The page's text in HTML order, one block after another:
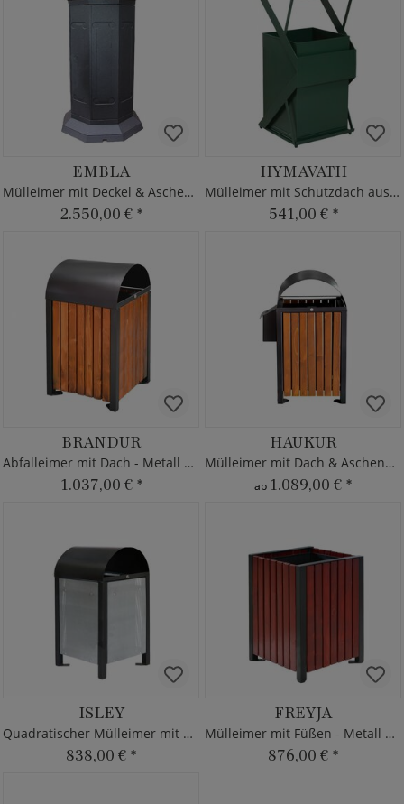
EMBLA
Mülleimer mit Deckel & Aschenbecher
2.550,00 € *
HYMAVATH
Mülleimer mit Schutzdach aus Metall
541,00 € *
BRANDUR
Abfalleimer mit Dach - Metall & Holz
1.037,00 € *
HAUKUR
Mülleimer mit Dach & Aschenbecher
ab 1.089,00 € *
ISLEY
Quadratischer Mülleimer mit Deckel
838,00 € *
FREYJA
Mülleimer mit Füßen - Metall und Holz
876,00 € *